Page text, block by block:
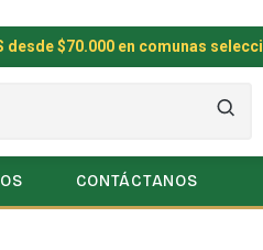
desde $70.000 en comunas
CONTÁCTANOS